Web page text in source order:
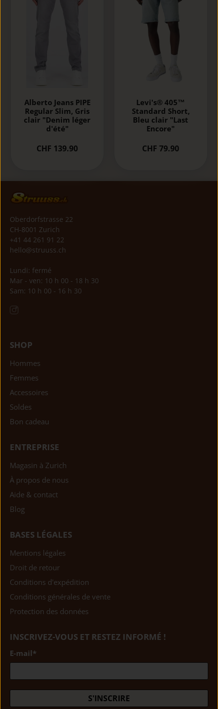
Alberto Jeans PIPE
Regular Slim, Gris
clair "Denim léger
d'été"
CHF 139.90
Levi's® 405™
Standard Short,
Bleu clair "Last
Encore"
CHF 79.90
Oberdorfstrasse 22
CH-8001 Zurich
+41 44 261 91 22
hello@struuss.ch
Lundi: fermé
Mar - ven: 10 h 00 - 18 h 30
Sam: 10 h 00 - 16 h 30
SHOP
Hommes
Femmes
Accessoires
Soldes
Bon cadeau
ENTREPRISE
Magasin à Zurich
À propos de nous
Aide & contact
Blog
BASES LÉGALES
Mentions légales
Droit de retour
Conditions d'expédition
Conditions générales de vente
Protection des données
INSCRIVEZ-VOUS ET RESTEZ INFORMÉ !
E-mail*
S'INSCRIRE